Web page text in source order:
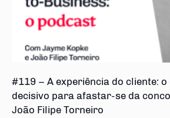
#119 – A experiência do cliente:
decisivo para afastar-se da
João Filipe Torneiro